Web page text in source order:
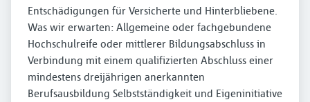
Entschädigungen für Versicherte und Hinterbliebene.
Was wir erwarten: Allgemeine oder fachgebundene
Hochschulreife oder mittlerer Bildungsabschluss in
Verbindung mit einem qualifizierten Abschluss einer
mindestens dreijährigen anerkannten
Berufsausbildung Selbstständigkeit und Eigeninitiative